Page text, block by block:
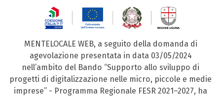
MENTELOCALE WEB, a seguito della domanda di
agevolazione presentata in data 03/05/2024
nell’ambito del Bando “Supporto allo sviluppo di
progetti di digitalizzazione nelle micro, piccole e medie
imprese” - Programma Regionale FESR 2021–2027, ha